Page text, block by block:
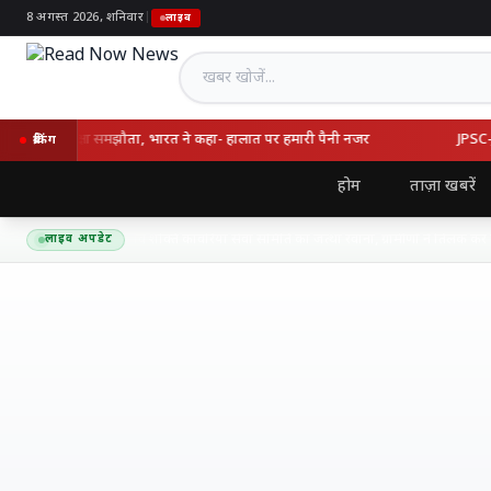
8 अगस्त 2026, शनिवार| लाइव
ब्रेकिंग
का रक्षा समझौता, भारत ने कहा- हालात पर हमारी पैनी नजर JPSC-
होम ताज़ा खबरें
लाइव अपडेट
धाम के लिए शिव शक्ति कांवरिया सेवा समिति का जत्था रवाना, ग्रामीणों ने तिलक कर दी